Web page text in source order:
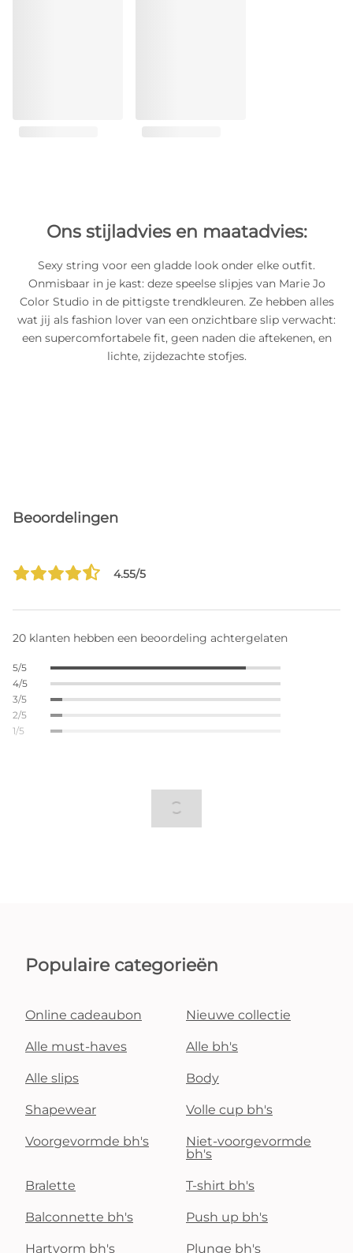
Ons stijladvies en maatadvies:
Sexy string voor een gladde look onder elke outfit.
Onmisbaar in je kast: deze speelse slipjes van Marie Jo
Color Studio in de pittigste trendkleuren. Ze hebben alles
wat jij als fashion lover van een onzichtbare slip verwacht:
een supercomfortabele fit, geen naden die aftekenen, en
lichte, zijdezachte stofjes.
Beoordelingen
4.55/5
20 klanten hebben een beoordeling achtergelaten
5/5
4/5
3/5
2/5
1/5
Populaire categorieën
Online cadeaubon Nieuwe collectie
Alle must-haves Alle bh's
Alle slips Body
Shapewear Volle cup bh's
Voorgevormde bh's
Niet-voorgevormde
bh's
Bralette T-shirt bh's
Balconnette bh's Push up bh's
Hartvorm bh's Plunge bh's